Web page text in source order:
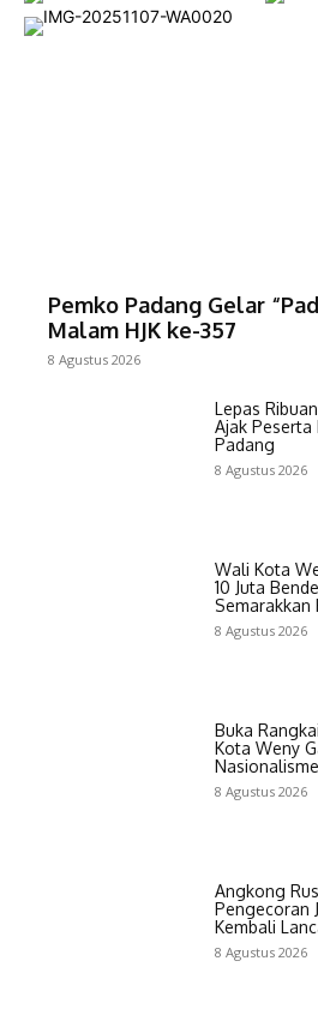
Pemko Padang Gelar
Malam HJK ke-357
8 Agustus 2026
Lepas
Ajak Peserta
Padang
8 Agustus 2026
Wali Kota
10 Juta
Semarakkan
8 Agustus 2026
Buka
Kota Weny
8 Agustus 2026
Angkong
Pengecoran
Kembali
8 Agustus 2026